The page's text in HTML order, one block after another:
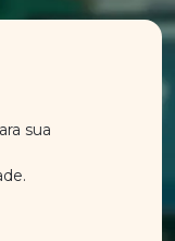
sua